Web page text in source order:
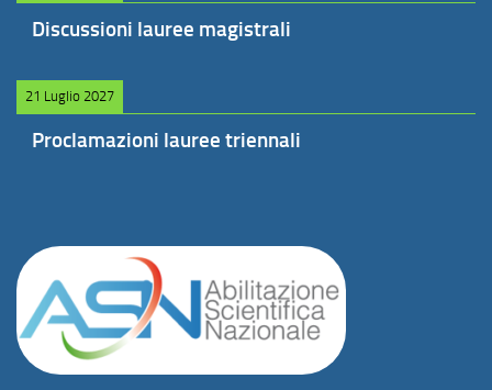
Discussioni lauree magistrali
21 Luglio 2027
Proclamazioni lauree triennali